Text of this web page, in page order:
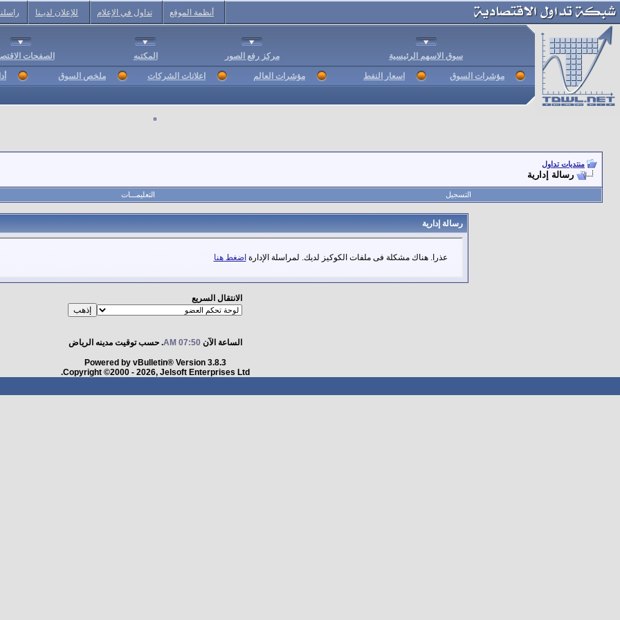
أنظمة الموقع تداول في الإعلام للإعلان لديـنا
سوق الاسهم الرئيسية مركز رفع الصور المكتبه الصفحات
مؤشرات السوق اسعار النفط مؤشرات العالم اعلانات الشركات ملخص السوق
منتديات تداول
رسالة إدارية
التسجيل التعليمـــات
رسالة إدارية
عذرا. هناك مشكلة فى ملفات الكوكيز لديك. لمراسلة الإدارة اضغط هنا
الانتقال السريع
الساعة الآن 07:50 AM . حسب توقيت مدينه الرياض
Powered by vBulletin® Version 3.8.3
Copyright ©2000 - 2026, Jelsoft Enterprises Ltd.